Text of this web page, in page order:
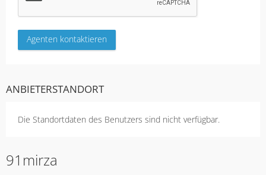
ANBIETERSTANDORT
Die Standortdaten des Benutzers sind nicht verfügbar.
91mirza